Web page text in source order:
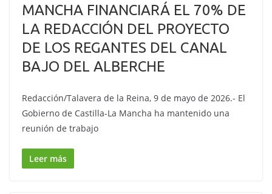
MANCHA FINANCIARÁ EL 70% DE
LA REDACCIÓN DEL PROYECTO
DE LOS REGANTES DEL CANAL
BAJO DEL ALBERCHE
Redacción/Talavera de la Reina, 9 de mayo de 2026.- El
Gobierno de Castilla-La Mancha ha mantenido una
reunión de trabajo
Leer más